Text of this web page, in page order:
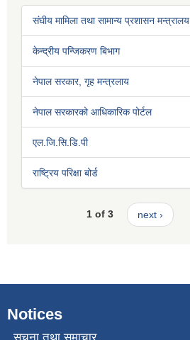
संघीय मामिला तथा सामान्य प्रशासन मन्त्रालय
केन्द्रीय पन्जिकरण बिभाग
नेपाल सरकार, गृह मन्त्रलाय
नेपाल सरकारको आधिकारिक पोर्टल
एल.जि.सि.डि.पी
राष्ट्रिय परिक्षा बोर्ड
1 of 3 next ›
Notices